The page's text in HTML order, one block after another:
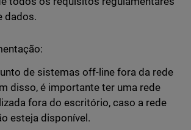
dados.
de sistemas off-line fora da rede
disso, é importante ter uma rede
fora do escritório, caso a rede
esteja disponível.